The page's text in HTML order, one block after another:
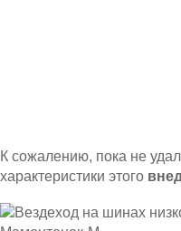
К сожалению, пока не
характеристики этого